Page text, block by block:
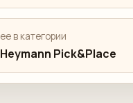
в категории
Pick&Place